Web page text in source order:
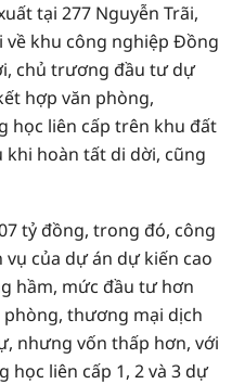
tại 277 Nguyễn Trãi,
khu công nghiệp Đồng
chủ trương đầu tư dự
hợp văn phòng,
học liên cấp trên khu đất
khi hoàn tất di dời, cũng
tỷ đồng, trong đó, công
của dự án dự kiến cao
hầm, mức đầu tư hơn
phòng, thương mại dịch
nhưng vốn thấp hơn, với
học liên cấp 1, 2 và 3 dự